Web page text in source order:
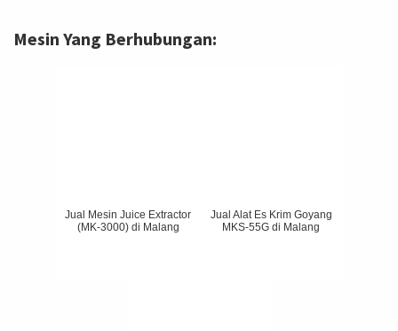
Mesin Yang Berhubungan:
Jual Mesin Juice Extractor
(MK-3000) di Malang
Jual Alat Es Krim Goyang
MKS-55G di Malang